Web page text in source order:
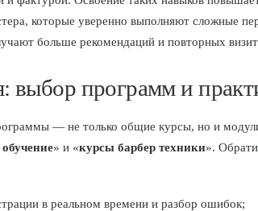
которые уверенно выполняют сложные
больше рекомендаций и повторных
выбор программ и
— не только общие курсы, но и
» и «курсы барбер техники».
в реальном времени и разбор ошибок;